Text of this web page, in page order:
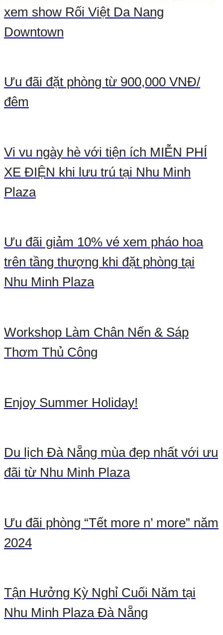
xem show Rối Việt Da Nang
Downtown
Ưu đãi đặt phòng từ 900,000 VNĐ/
đêm
Vi vu ngày hè với tiện ích MIỄN PHÍ
XE ĐIỆN khi lưu trú tại Nhu Minh
Plaza
Ưu đãi giảm 10% vé xem pháo hoa
trên tầng thượng khi đặt phòng tại
Nhu Minh Plaza
Workshop Làm Chân Nến & Sáp
Thơm Thủ Công
Enjoy Summer Holiday!
Du lịch Đà Nẵng mùa đẹp nhất với ưu
đãi từ Nhu Minh Plaza
Ưu đãi phòng “Tết more n’ more” năm
2024
Tận Hưởng Kỳ Nghỉ Cuối Năm tại
Nhu Minh Plaza Đà Nẵng